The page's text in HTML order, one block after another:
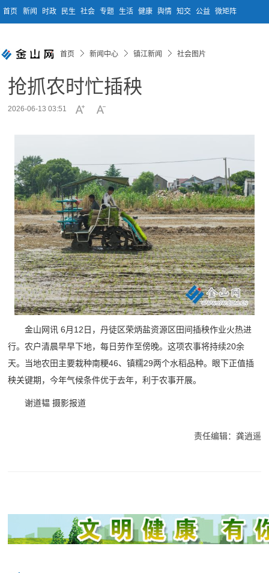
首页 新闻 时政 民生 社会 专题 生活 健康 舆情 知交 公益 微矩阵
首页 新闻中心 镇江新闻 社会图片
抢抓农时忙插秧
2026-06-13 03:51
金山网讯 6月12日，丹徒区荣炳盐资源区田间插秧作业火热进
行。农户清晨早早下地，每日劳作至傍晚。这项农事将持续20余
天。当地农田主要栽种南粳46、镇糯29两个水稻品种。眼下正值插
秧关键期，今年气候条件优于去年，利于农事开展。
谢道韫 摄影报道
责任编辑：龚逍遥